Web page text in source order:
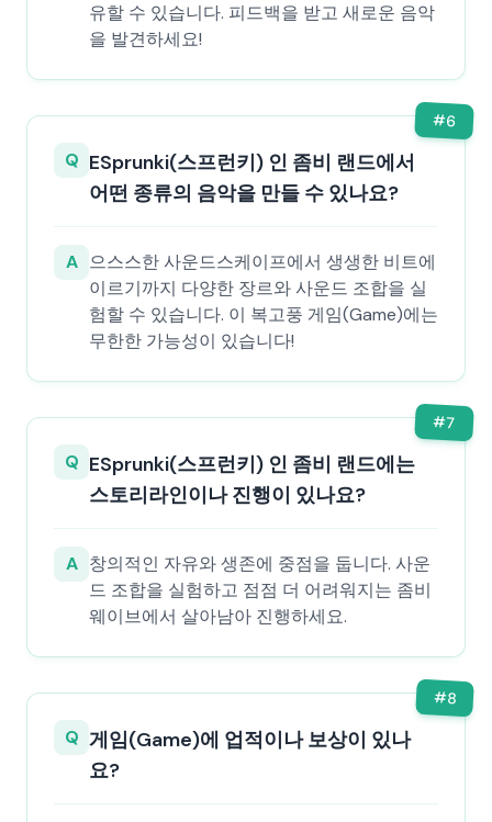
유할 수 있습니다. 피드백을 받고 새로운 음악
을 발견하세요!
#6
Q ESprunki(스프런키) 인 좀비 랜드에서
어떤 종류의 음악을 만들 수 있나요?
A 으스스한 사운드스케이프에서 생생한 비트에
이르기까지 다양한 장르와 사운드 조합을 실
험할 수 있습니다. 이 복고풍 게임(Game)에는
무한한 가능성이 있습니다!
#7
Q ESprunki(스프런키) 인 좀비 랜드에는
스토리라인이나 진행이 있나요?
A 창의적인 자유와 생존에 중점을 둡니다. 사운
드 조합을 실험하고 점점 더 어려워지는 좀비
웨이브에서 살아남아 진행하세요.
#8
Q 게임(Game)에 업적이나 보상이 있나
요?